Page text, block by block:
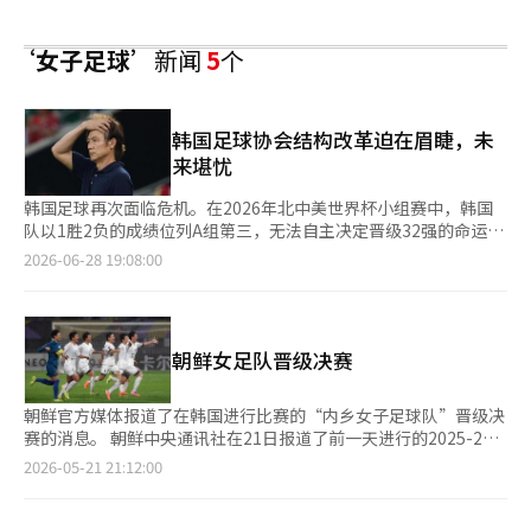
‘女子足球’新闻5个
韩国足球协会结构改革迫在眉睫，未
来堪忧
韩国足球再次面临危机。在2026年北中美世界杯小组赛中，韩国
队以1胜2负的成绩位列A组第三，无法自主决定晋级32强的命运，
只能等待其他小组的比赛结果。球员们表示：“我们会拼尽全
会的结构和运作方式。代表队的成绩虽然在场上体现，但失败的根
源却在于行政管理。教练的选拔过程、实力增强系统、董事会的运
作以及责任的归属都不透明，无论换哪个教练，争议都会重演。近
年来，足球协会在克林斯曼教练的任命与解雇、巴黎奥运会资格的
失利、洪明甫教练的任命争议以及与比赛操控相关的处分者特赦等
方面表现出的一致性令人担忧。决策过程封闭，解释不足，失败后
责任消失。文化体育观光部的审计也指出了教练选拔程序的问题。
程序的不稳定会动摇代表队的权威。球迷们的愤怒不仅仅是因为成
2026-06-28 19:08:00
朝鲜女足队晋级决赛
朝鲜官方媒体报道了在韩国进行比赛的“内乡女子足球队”晋级决
赛的消息。 朝鲜中央通讯社在21日报道了前一天进行的2025-26
亚洲足球联合会(AFC)女子冠军联赛(AWCL)半决赛结果，称“我们
2026-05-21 21:12:00